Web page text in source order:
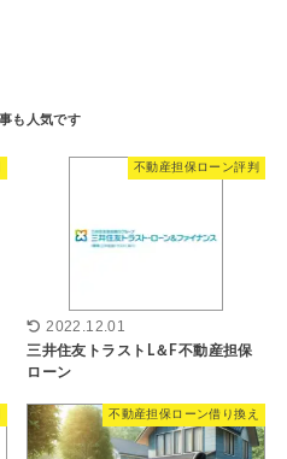
不動産担保ローン評判
2022.12.01
三井住友トラストL＆F不動産担保
ローン
不動産担保ローン借り換え